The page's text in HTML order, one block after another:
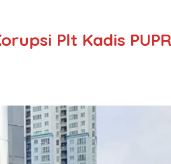
Plt Kadis PUPR